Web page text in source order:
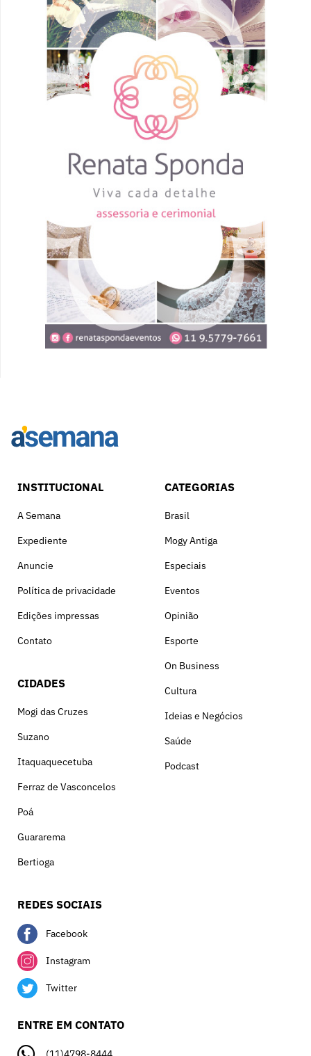
INSTITUCIONAL
A Semana
Expediente
Anuncie
Política de privacidade
Edições impressas
Contato
CIDADES
Mogi das Cruzes
Suzano
Itaquaquecetuba
Ferraz de Vasconcelos
Poá
Guararema
Bertioga
CATEGORIAS
Brasil
Mogy Antiga
Especiais
Eventos
Opinião
Esporte
On Business
Cultura
Ideias e Negócios
Saúde
Podcast
REDES SOCIAIS
Facebook
Instagram
Twitter
ENTRE EM CONTATO